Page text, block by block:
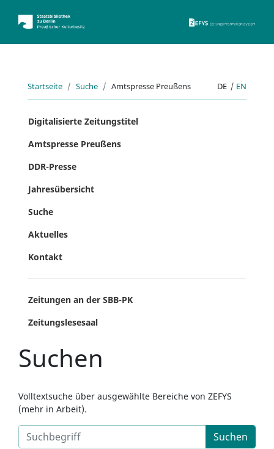
Startseite Suche Amtspresse Preußens DE | EN
Digitalisierte Zeitungstitel
Amtspresse Preußens
DDR-Presse
Jahresübersicht
Suche
Aktuelles
Kontakt
Zeitungen an der SBB-PK
Zeitungslesesaal
Suchen
Volltextsuche über ausgewählte Bereiche von ZEFYS
(mehr in Arbeit).
Suchen